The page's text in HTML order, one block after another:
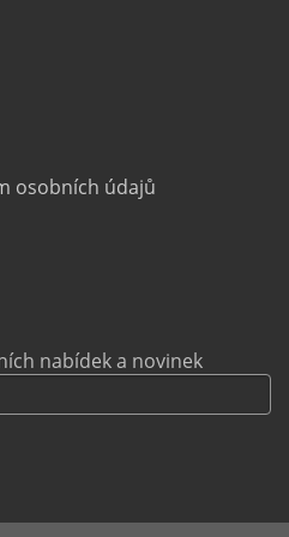
letišti Berlín.
(BER) je hlavním
pro cestovatele mířící do
bez omezení, pronájem
osobních údajů
nabídek a novinek